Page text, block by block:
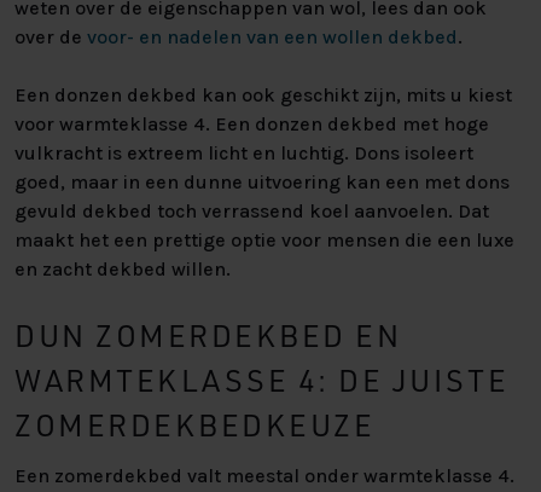
weten over de eigenschappen van wol, lees dan ook
over de voor- en nadelen van een wollen dekbed.
Een donzen dekbed kan ook geschikt zijn, mits u kiest
voor warmteklasse 4. Een donzen dekbed met hoge
vulkracht is extreem licht en luchtig. Dons isoleert
goed, maar in een dunne uitvoering kan een met dons
gevuld dekbed toch verrassend koel aanvoelen. Dat
maakt het een prettige optie voor mensen die een luxe
en zacht dekbed willen.
DUN ZOMERDEKBED EN
WARMTEKLASSE 4: DE JUISTE
ZOMERDEKBEDKEUZE
Een zomerdekbed valt meestal onder warmteklasse 4.